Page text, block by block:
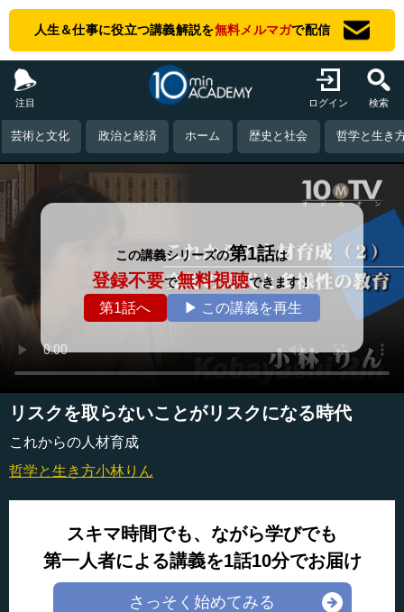
人生＆仕事に役立つ講義解説を無料メルマガで配信
注目 ログイン 検索
芸術と文化 政治と経済 ホーム 歴史と社会 哲学と生き
この講義シリーズの第1話は
登録不要で無料視聴できます！
第1話へ ▶ この講義を再生
リスクを取らないことがリスクになる時代
これからの人材育成
哲学と生き方小林りん
スキマ時間でも、ながら学びでも
第一人者による講義を1話10分でお届け
さっそく始めてみる